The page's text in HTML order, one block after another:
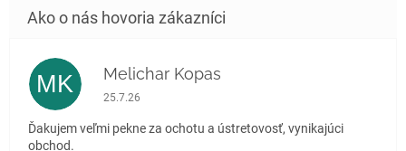
MK Melichar Kopas
Hodnotenie obchodu je 5 z 5 hviezdičiek.
25.7.26
Ďakujem veľmi pekne za ochotu a ústretovosť, vynikajúci
obchod.